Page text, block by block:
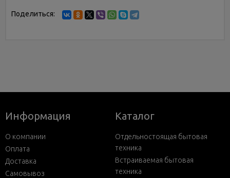
Поделиться:
Информация
О компании
Оплата
Доставка
Самовывоз
Каталог
Отдельностоящая бытовая
техника
Встраиваемая бытовая
техника